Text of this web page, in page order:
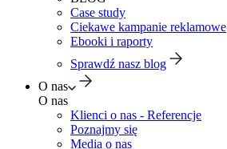
Case study
Ciekawe kampanie reklamowe
Ebooki i raporty
Sprawdź nasz blog
O nas
O nas
Klienci o nas - Referencje
Poznajmy się
Media o nas